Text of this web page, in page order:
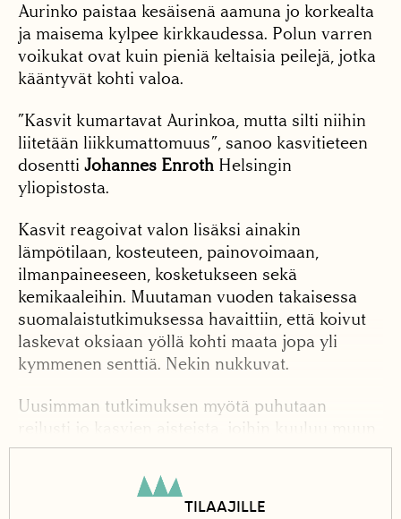
Aurinko paistaa kesäisenä aamuna jo korkealta
ja maisema kylpee kirkkaudessa. Polun varren
voikukat ovat kuin pieniä keltaisia peilejä, jotka
kääntyvät kohti valoa.
”Kasvit kumartavat Aurinkoa, mutta silti niihin
liitetään liikkumattomuus”, sanoo kasvitieteen
dosentti Johannes Enroth Helsingin
yliopistosta.
Kasvit reagoivat valon lisäksi ainakin
lämpötilaan, kosteuteen, painovoimaan,
ilmanpaineeseen, kosketukseen sekä
kemikaaleihin. Muutaman vuoden takaisessa
suomalaistutkimuksessa havaittiin, että koivut
laskevat oksiaan yöllä kohti maata jopa yli
kymmenen senttiä. Nekin nukkuvat.
Uusimman tutkimuksen myötä puhutaan
reilusti jo kasvien aisteista, joihin kuuluu muun
muassa kyky aistia äänen taajuuksia.
TILAAJILLE